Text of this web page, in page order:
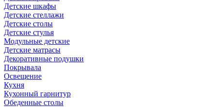
Детские шкафы
Детские стеллажи
Детские столы
Детские стулья
Модульные детские
Детские матрасы
Декоративные подушки
Покрывала
Освещение
Кухня
Кухонный гарнитур
Обеденные столы